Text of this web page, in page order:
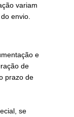
variam
envio.
e
de
prazo de
se